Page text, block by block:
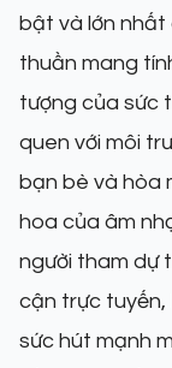
bật và lớn nhất
thuần mang
tượng của sức
quen với môi
bạn bè và hòa
hoa của âm
người tham dự
cận trực tuyến,
sức hút mạnh